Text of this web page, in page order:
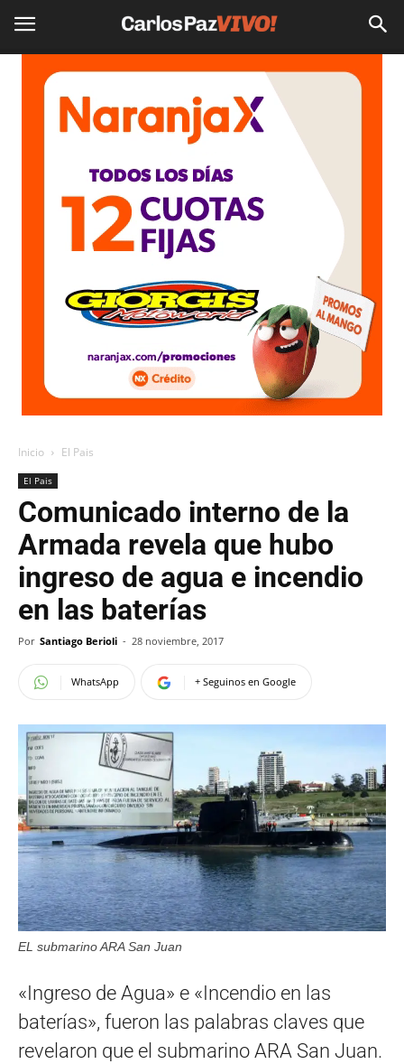
Inicio El Pais
El Pais
Comunicado interno de la
Armada revela que hubo
ingreso de agua e incendio
en las baterías
Por Santiago Berioli - 28 noviembre, 2017
WhatsApp + Seguinos en Google
EL submarino ARA San Juan
«Ingreso de Agua» e «Incendio en las
baterías», fueron las palabras claves que
revelaron que el submarino ARA San Juan.